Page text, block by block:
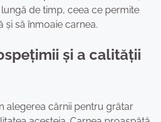
de timp, ceea ce permite
și să înmoaie carnea.
și a calității
alegerea cărnii pentru grătar